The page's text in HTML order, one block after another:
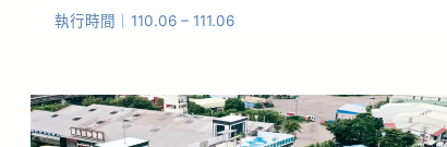
執行時間｜110.06 – 111.06